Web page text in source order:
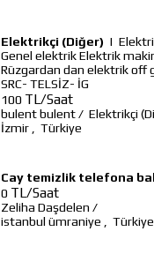
Elektrikçi (Diğer) |
Genel elektrik Elektrik
Rüzgardan dan elektrik off
SRC- TELSİZ- İG
100 TL/Saat
bulent bulent/ Elektrikçi
İzmir
Türkiye
Cay temizlik telefona
0 TL/Saat
Zeliha Daşdelen /
istanbul ümraniye
Türkiye